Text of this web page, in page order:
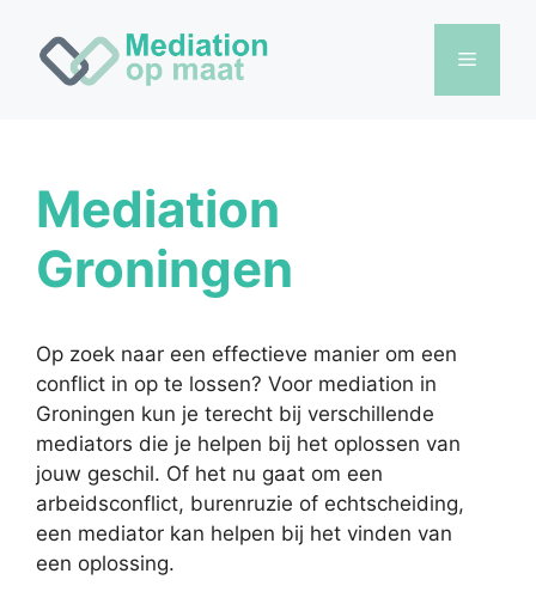
naar
Menu
Mediation
Groningen
Op zoek naar een effectieve manier om een
conflict in op te lossen? Voor mediation in
Groningen kun je terecht bij verschillende
mediators die je helpen bij het oplossen van
jouw geschil. Of het nu gaat om een
arbeidsconflict, burenruzie of echtscheiding,
een mediator kan helpen bij het vinden van
een oplossing.